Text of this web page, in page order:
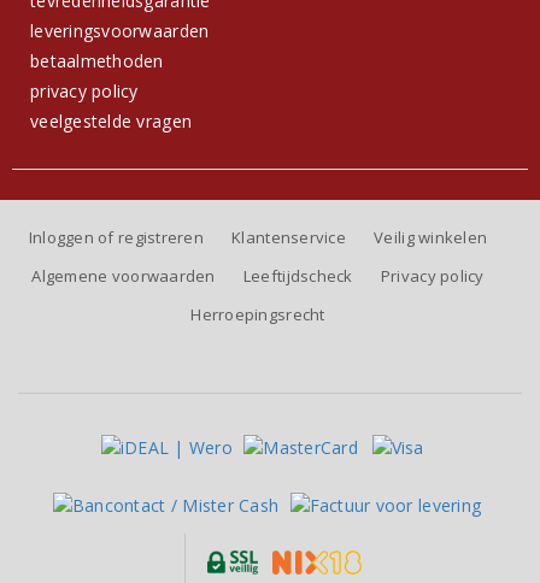
leveringsvoorwaarden
betaalmethoden
privacy policy
veelgestelde vragen
Inloggen of registreren Klantenservice
Veilig winkelen
Algemene voorwaarden
Leeftijdscheck
Privacy policy
Herroepingsrecht